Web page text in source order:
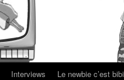
Interviews Le newbie c’est bibi